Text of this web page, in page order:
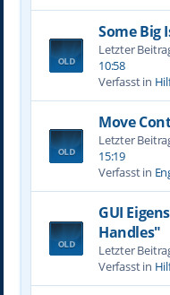
Some Big
Letzter
10:58
Verfasst in
Move
Letzter
15:19
Verfasst in
GUI
Handles"
Letzter
Verfasst in